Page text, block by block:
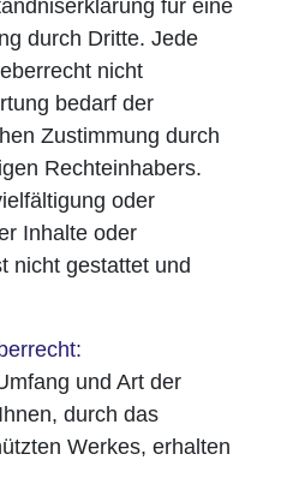
für eine
durch Dritte. Jede
nicht
bedarf der
Zustimmung durch
Rechteinhabers.
oder
Inhalte oder
nicht gestattet und
und Art der
durch das
Werkes, erhalten